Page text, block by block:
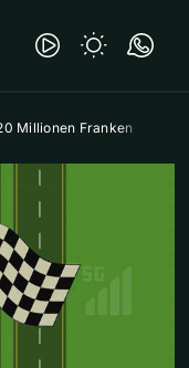
Millionen Franken